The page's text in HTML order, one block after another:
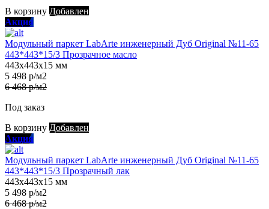
В корзину Добавлен
Акция
Модульный паркет LabArte инженерный Дуб Original №11-65
443*443*15/3 Прозрачное масло
443х443х15 мм
5 498 р/м2
6 468 р/м2
Под заказ
В корзину Добавлен
Акция
Модульный паркет LabArte инженерный Дуб Original №11-65
443*443*15/3 Прозрачный лак
443х443х15 мм
5 498 р/м2
6 468 р/м2